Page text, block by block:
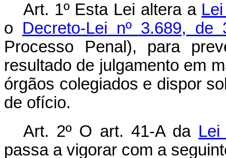
Art. 1º Esta Lei altera a
o Decreto-Lei nº 3.689,
Processo Penal), para
resultado de julgamento em
órgãos colegiados e dispor
de ofício.
Art. 2º O art. 41-A da
passa a vigorar com a